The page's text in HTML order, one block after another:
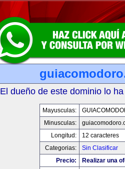
El dueño de este dominio lo
Mayusculas:
Minusculas:
Longitud:
12 caracteres
Categorias:
Sin Clasificar
Precio:
Realizar una